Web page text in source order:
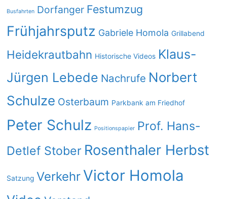
Busfahrten Dorfanger Festumzug
Frühjahrsputz Gabriele Homola Grillabend
Heidekrautbahn Historische Videos Klaus-
Jürgen Lebede Nachrufe Norbert
Schulze Osterbaum Parkbank am Friedhof
Peter Schulz Positionspapier Prof. Hans-
Detlef Stober Rosenthaler Herbst
Satzung Verkehr Victor Homola